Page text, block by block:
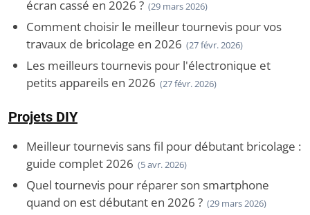
écran cassé en 2026 ? (29 mars 2026)
Comment choisir le meilleur tournevis pour vos
travaux de bricolage en 2026 (27 févr. 2026)
Les meilleurs tournevis pour l'électronique et
petits appareils en 2026 (27 févr. 2026)
Projets DIY
Meilleur tournevis sans fil pour débutant bricolage :
guide complet 2026 (5 avr. 2026)
Quel tournevis pour réparer son smartphone
quand on est débutant en 2026 ? (29 mars 2026)